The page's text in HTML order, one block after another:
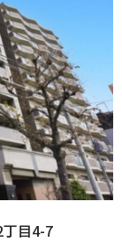
目4-7